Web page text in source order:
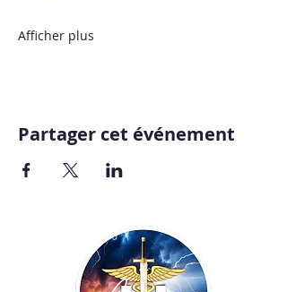
Afficher plus
Partager cet événement